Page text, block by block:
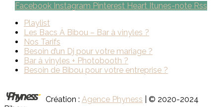
Facebook Instagram Pinterest Heart Itunes-note Rss
Playlist
Les Bacs À Bibou – Bar à vinyles ?
Nos Tarifs
Besoin d’un Dj pour votre mariage ?
Bar à vinyles + Photobooth ?
Besoin de Bibou pour votre entreprise ?
Création : Agence Phyness | © 2020-2024